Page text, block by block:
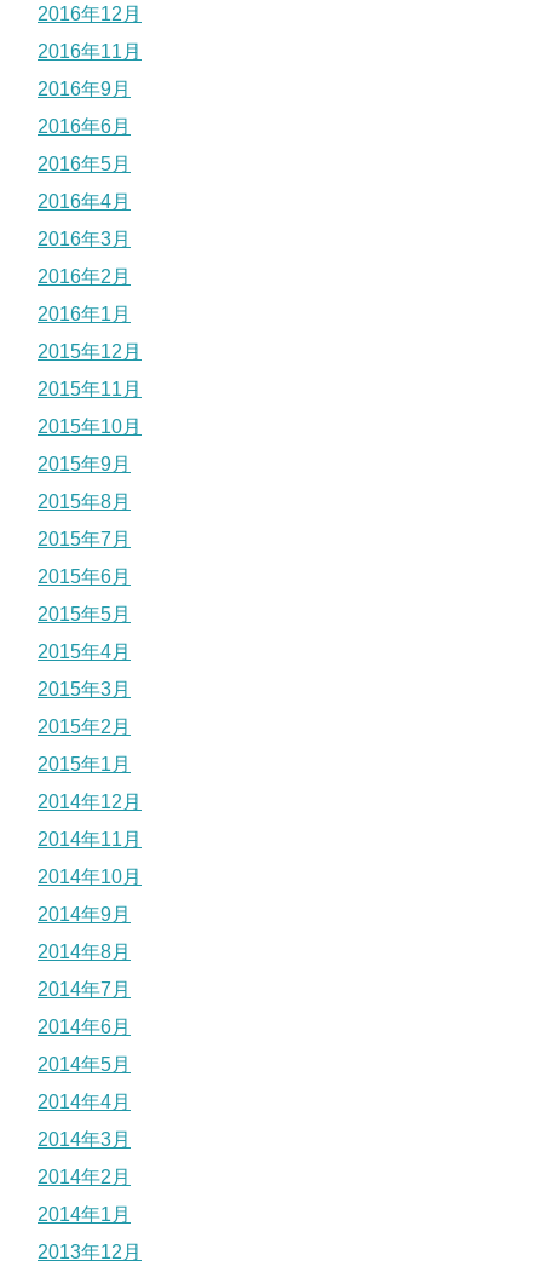
2016年12月
2016年11月
2016年9月
2016年6月
2016年5月
2016年4月
2016年3月
2016年2月
2016年1月
2015年12月
2015年11月
2015年10月
2015年9月
2015年8月
2015年7月
2015年6月
2015年5月
2015年4月
2015年3月
2015年2月
2015年1月
2014年12月
2014年11月
2014年10月
2014年9月
2014年8月
2014年7月
2014年6月
2014年5月
2014年4月
2014年3月
2014年2月
2014年1月
2013年12月